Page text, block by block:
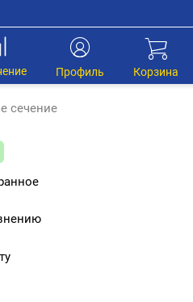
Корзина
Профиль
сечение